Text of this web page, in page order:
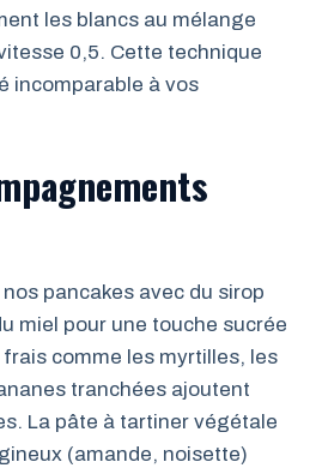
les blancs au mélange
0,5. Cette technique
incomparable à vos
pancakes avec du sirop
miel pour une touche sucrée
comme les myrtilles, les
tranchées ajoutent
La pâte à tartiner végétale
(amande, noisette)